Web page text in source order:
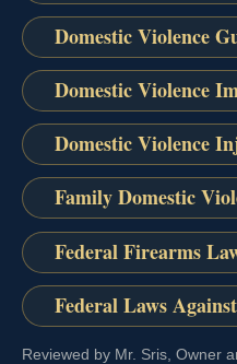
Domestic Violence
Domestic Violence
Domestic Violence
Family Domestic
Federal Firearms
Federal Laws
Reviewed by Mr. Sris, Owner